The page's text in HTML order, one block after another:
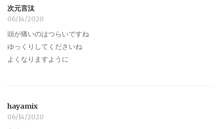
次元言汰
06/14/2020
頭が痛いのはつらいですね
ゆっくりしてくださいね
よくなりますように
hayamix
06/14/2020